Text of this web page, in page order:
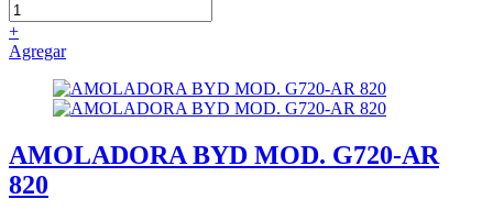
+
Agregar
AMOLADORA BYD MOD. G720-AR
820